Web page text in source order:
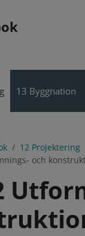
13 Byggnation
12 Projektering
och